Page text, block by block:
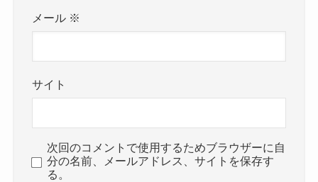
メール ※
サイト
次回のコメントで使用するためブラウザーに自
分の名前、メールアドレス、サイトを保存す
る。